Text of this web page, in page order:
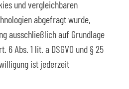
und vergleichbaren
abgefragt wurde,
ausschließlich auf Grundlage
6 Abs. 1 lit. a DSGVO und § 25
ist jederzeit